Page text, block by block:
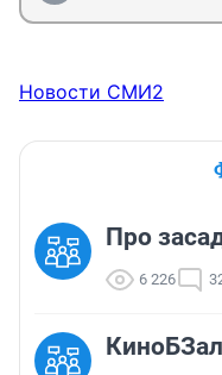
Новости СМИ2
Про
6 226